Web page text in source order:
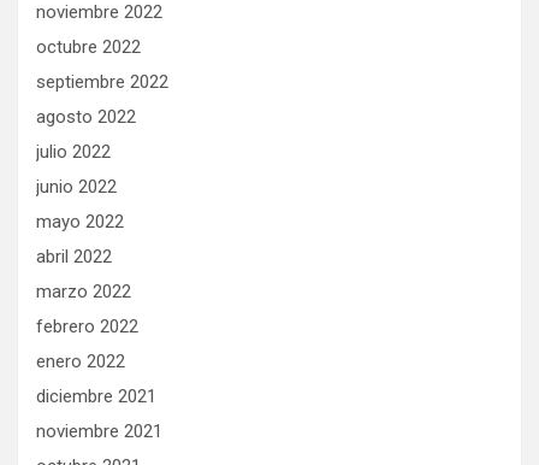
noviembre 2022
octubre 2022
septiembre 2022
agosto 2022
julio 2022
junio 2022
mayo 2022
abril 2022
marzo 2022
febrero 2022
enero 2022
diciembre 2021
noviembre 2021